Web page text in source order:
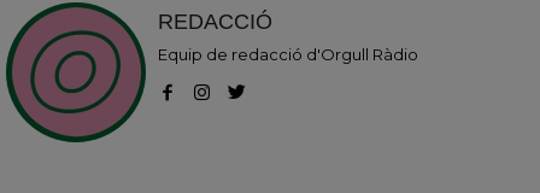
REDACCIÓ
Equip de redacció d'Orgull Ràdio